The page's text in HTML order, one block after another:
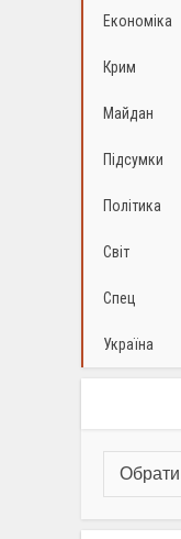
Економіка
Крим
Майдан
Підсумки
Політика
Світ
Спец
Україна